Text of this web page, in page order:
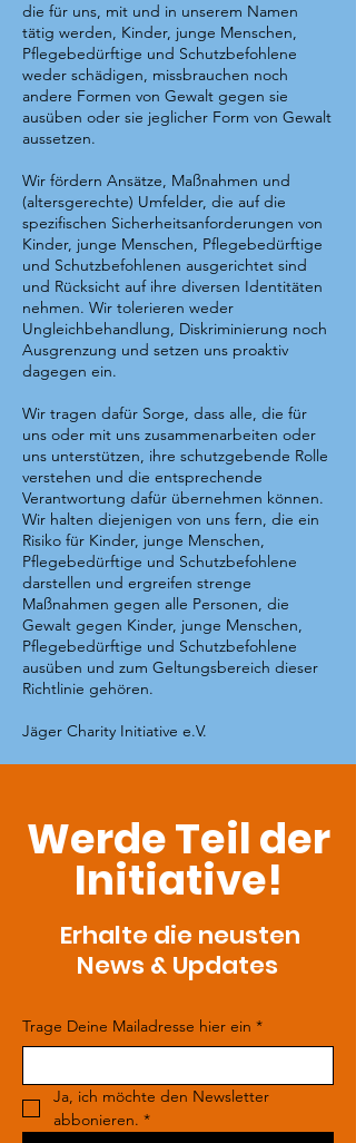
die für uns, mit und in unserem Namen
tätig werden, Kinder, junge Menschen,
Pflegebedürftige und Schutzbefohlene
weder schädigen, missbrauchen noch
andere Formen von Gewalt gegen sie
ausüben oder sie jeglicher Form von Gewalt
aussetzen.
Wir fördern Ansätze, Maßnahmen und
(altersgerechte) Umfelder, die auf die
spezifischen Sicherheitsanforderungen von
Kinder, junge Menschen, Pflegebedürftige
und Schutzbefohlenen ausgerichtet sind
und Rücksicht auf ihre diversen Identitäten
nehmen. Wir tolerieren weder
Ungleichbehandlung, Diskriminierung noch
Ausgrenzung und setzen uns proaktiv
dagegen ein.
Wir tragen dafür Sorge, dass alle, die für
uns oder mit uns zusammenarbeiten oder
uns unterstützen, ihre schutzgebende Rolle
verstehen und die entsprechende
Verantwortung dafür übernehmen können.
Wir halten diejenigen von uns fern, die ein
Risiko für Kinder, junge Menschen,
Pflegebedürftige und Schutzbefohlene
darstellen und ergreifen strenge
Maßnahmen gegen alle Personen, die
Gewalt gegen Kinder, junge Menschen,
Pflegebedürftige und Schutzbefohlene
ausüben und zum Geltungsbereich dieser
Richtlinie gehören.
Jäger Charity Initiative e.V.
Werde Teil der
Initiative!
Erhalte die neusten
News & Updates
Trage Deine Mailadresse hier ein *
Ja, ich möchte den Newsletter
abbonieren. *